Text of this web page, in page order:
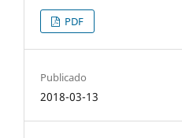
PDF
Publicado
2018-03-13